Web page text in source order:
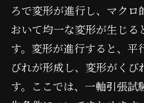
ろで変形が進行し、マクロ
おいて均一な変形が生じる
す。変形が進行すると、平
びれが形成し、変形がくび
す。ここでは、一軸引張試